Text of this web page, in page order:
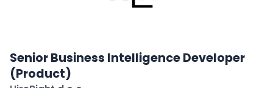
Senior Business Intelligence Developer
(Product)